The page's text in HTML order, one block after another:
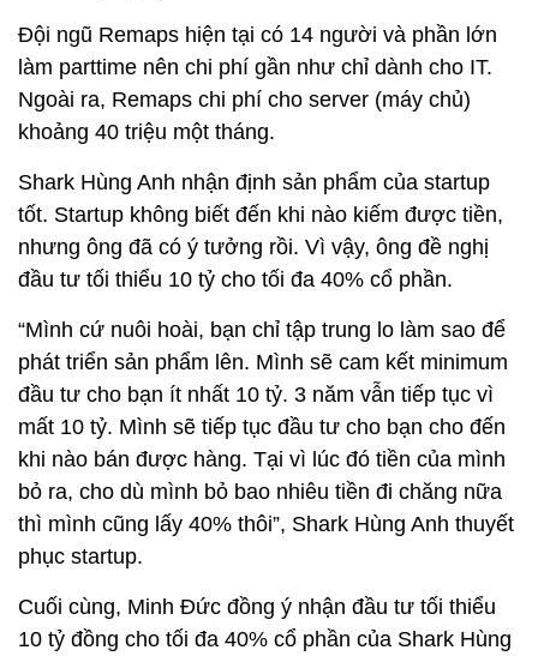
Đội ngũ Remaps hiện tại có 14 người và phần lớn
làm parttime nên chi phí gần như chỉ dành cho IT.
Ngoài ra, Remaps chi phí cho server (máy chủ)
khoảng 40 triệu một tháng.
Shark Hùng Anh nhận định sản phẩm của startup
tốt. Startup không biết đến khi nào kiếm được tiền,
nhưng ông đã có ý tưởng rồi. Vì vậy, ông đề nghị
đầu tư tối thiểu 10 tỷ cho tối đa 40% cổ phần.
“Mình cứ nuôi hoài, bạn chỉ tập trung lo làm sao để
phát triển sản phẩm lên. Mình sẽ cam kết minimum
đầu tư cho bạn ít nhất 10 tỷ. 3 năm vẫn tiếp tục vì
mất 10 tỷ. Mình sẽ tiếp tục đầu tư cho bạn cho đến
khi nào bán được hàng. Tại vì lúc đó tiền của mình
bỏ ra, cho dù mình bỏ bao nhiêu tiền đi chăng nữa
thì mình cũng lấy 40% thôi”, Shark Hùng Anh thuyết
phục startup.
Cuối cùng, Minh Đức đồng ý nhận đầu tư tối thiểu
10 tỷ đồng cho tối đa 40% cổ phần của Shark Hùng